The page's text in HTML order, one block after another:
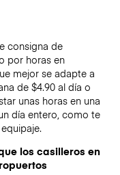
consigna de
por horas en
mejor se adapte a
de $4.90 al día o
unas horas en una
día entero, como te
los casilleros en